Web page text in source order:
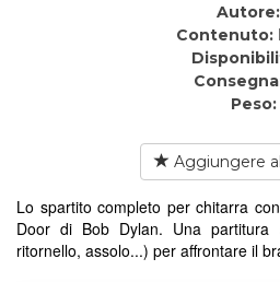
Autore:
Contenuto:
Peso:
Aggiungere
Lo spartito completo per chitarra
Door di Bob Dylan. Una
ritornello, assolo...) per affrontare il